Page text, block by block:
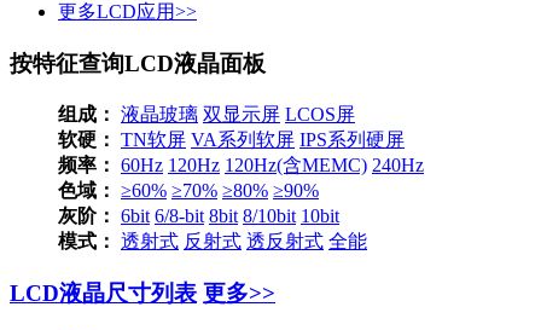
更多LCD应用>>
按特征查询LCD液晶面板
组成： 液晶玻璃 双显示屏 LCOS屏
软硬： TN软屏 VA系列软屏 IPS系列硬屏
频率： 60Hz 120Hz 120Hz(含MEMC) 240Hz
色域： ≥60% ≥70% ≥80% ≥90%
灰阶： 6bit 6/8-bit 8bit 8/10bit 10bit
模式： 透射式 反射式 透反射式 全能
LCD液晶尺寸列表 更多>>